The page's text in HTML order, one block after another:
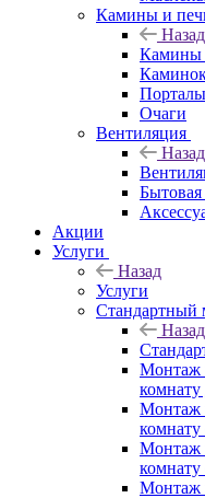
Камины и
Назад
Камины
Очаги
Вентиляция
Назад
Акции
Услуги
Назад
Услуги
Стандартный
Назад
Монтаж
Монтаж
Монтаж
Монтаж